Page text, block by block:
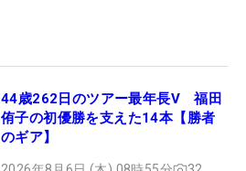
44歳262日のツアー最年長V 福田
侑子の初優勝を支えた14本【勝者
のギア】